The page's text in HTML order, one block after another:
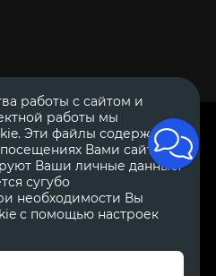
автосалон. Все права защищены.
что данный Интернет-сайт
характер и ни при
офертой, определяемой
Кодекса Российской
информации о
Авто. Для получения
работы с сайтом и
работы мы
Эти файлы содержат
Вами сайта.
Ваши личные данные.
сугубо
необходимости Вы
с помощью настроек